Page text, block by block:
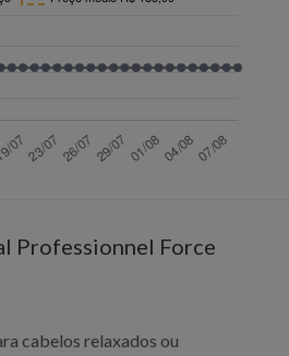
Professionnel Force
cabelos relaxados ou